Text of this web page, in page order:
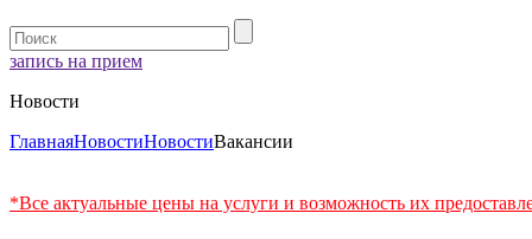
запись на прием
Новости
ГлавнаяНовостиНовостиВакансии
*Все актуальные цены на услуги и возможность их